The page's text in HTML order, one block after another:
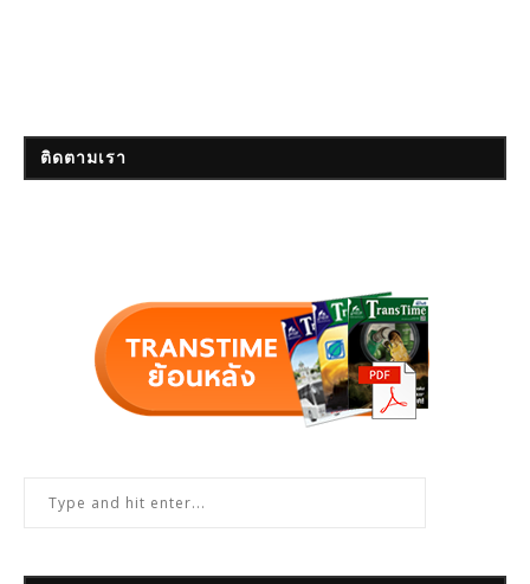
ติดตามเรา